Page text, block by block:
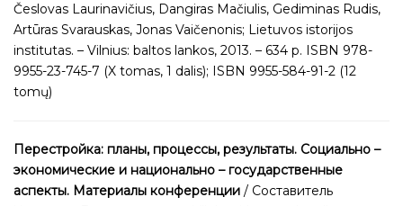
Česlovas Laurinavičius, Dangiras Mačiulis, Gediminas Rudis,
Artūras Svarauskas, Jonas Vaičenonis; Lietuvos istorijos
institutas. – Vilnius: baltos lankos, 2013. – 634 p. ISBN 978-
9955-23-745-7 (X tomas, 1 dalis); ISBN 9955-584-91-2 (12
tomų)
Перестройка: планы, процессы, результаты. Социально –
экономические и национально – государственные
аспекты. Материалы конференции / Составитель